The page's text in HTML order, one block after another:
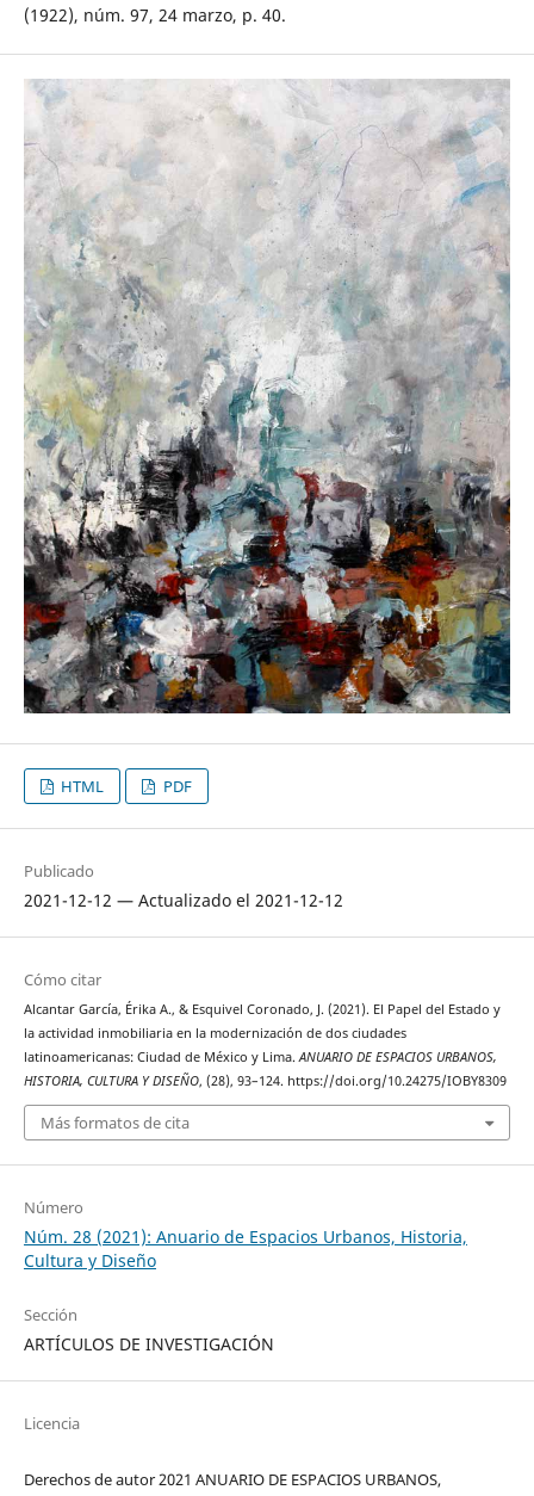
(1922), núm. 97, 24 marzo, p. 40.
HTML PDF
Publicado
2021-12-12 — Actualizado el 2021-12-12
Cómo citar
Alcantar García, Érika A., & Esquivel Coronado, J. (2021). El Papel del Estado y
la actividad inmobiliaria en la modernización de dos ciudades
latinoamericanas: Ciudad de México y Lima. ANUARIO DE ESPACIOS URBANOS,
HISTORIA, CULTURA Y DISEÑO, (28), 93–124. https://doi.org/10.24275/IOBY8309
Más formatos de cita
Número
Núm. 28 (2021): Anuario de Espacios Urbanos, Historia,
Cultura y Diseño
Sección
ARTÍCULOS DE INVESTIGACIÓN
Licencia
Derechos de autor 2021 ANUARIO DE ESPACIOS URBANOS,